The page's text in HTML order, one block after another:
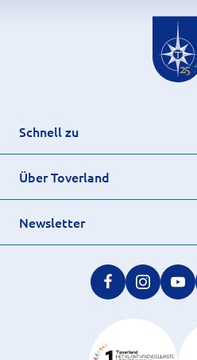
Schnell zu
Über Toverland
Newsletter